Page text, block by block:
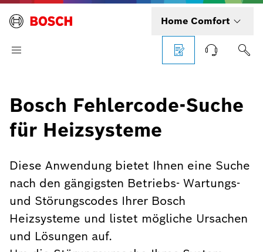
Home Comfort
Bosch Fehlercode-Suche
für Heizsysteme
Diese Anwendung bietet Ihnen eine Suche
nach den gängigsten Betriebs- Wartungs-
und Störungscodes Ihrer Bosch
Heizsysteme und listet mögliche Ursachen
und Lösungen auf.